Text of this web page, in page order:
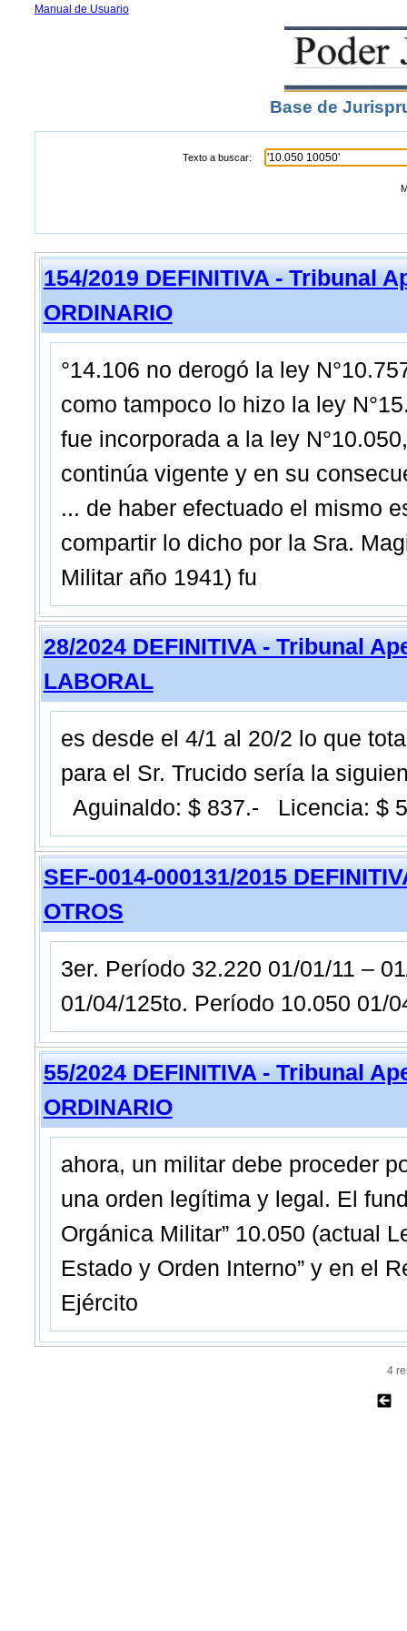
Manual de Usuario
Base de
Texto a buscar:
154/2019 DEFINITIVA - Tribunal
ORDINARIO
°14.106 no derogó la ley
como tampoco lo hizo la ley
fue incorporada a la ley
continúa vigente y en su
... de haber efectuado el mismo
compartir lo dicho por la Sra.
Militar año 1941) fu
28/2024 DEFINITIVA - Tribunal
LABORAL
es desde el 4/1 al 20/2 lo que
para el Sr. Trucido sería la
Aguinaldo: $ 837.- Licencia: $
SEF-0014-000131/2015
OTROS
3er. Período 32.220 01/01/11 –
01/04/125to. Período 10.050 01/
55/2024 DEFINITIVA - Tribunal
ORDINARIO
ahora, un militar debe proceder
una orden legítima y legal. El
Orgánica Militar” 10.050 (actual
Estado y Orden Interno” y en el
Ejército
4